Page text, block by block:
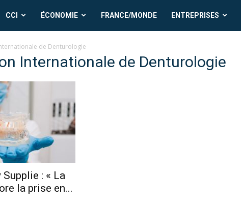
CCICCI ÉCONOMIE FRANCE/MONDE ENTREPRISES
de Denturologie
Internationale de Denturologie
: « La
la prise en...